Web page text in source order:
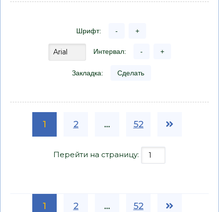
Шрифт: - +
Интервал: - +
Закладка: Сделать
1 2 ... 52
Перейти на страницу:
1 2 ... 52